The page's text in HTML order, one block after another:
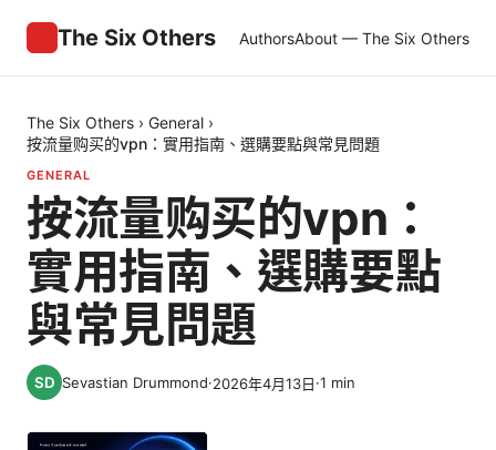
The Six Others AuthorsAbout — The Six Others
The Six Others › General ›
按流量购买的vpn：實用指南、選購要點與常見問題
GENERAL
按流量购买的vpn：
實用指南、選購要點
與常見問題
Sevastian Drummond·2026年4月13日·1 min